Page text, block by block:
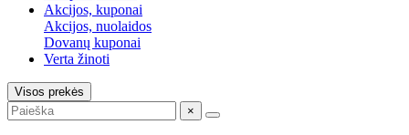
Akcijos, kuponai
Akcijos, nuolaidos
Dovanų kuponai
Verta žinoti
Visos prekės
×